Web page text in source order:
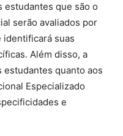
estudantes que são o
serão avaliados por
identificará suas
Além disso, a
quanto aos
Especializado
e